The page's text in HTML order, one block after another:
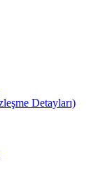
Detayları)